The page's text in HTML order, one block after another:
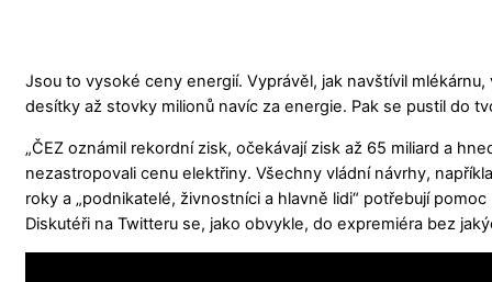
Jsou to vysoké ceny energií. Vyprávěl, jak navštívil
desítky až stovky milionů navíc za energie. Pak se pustil do
„ČEZ oznámil rekordní zisk, očekávají zisk až 65 miliard a
nezastropovali cenu elektřiny. Všechny vládní návrhy,
roky a „podnikatelé, živnostníci a hlavně lidi“ potřebují
Diskutéři na Twitteru se, jako obvykle, do expremiéra bez